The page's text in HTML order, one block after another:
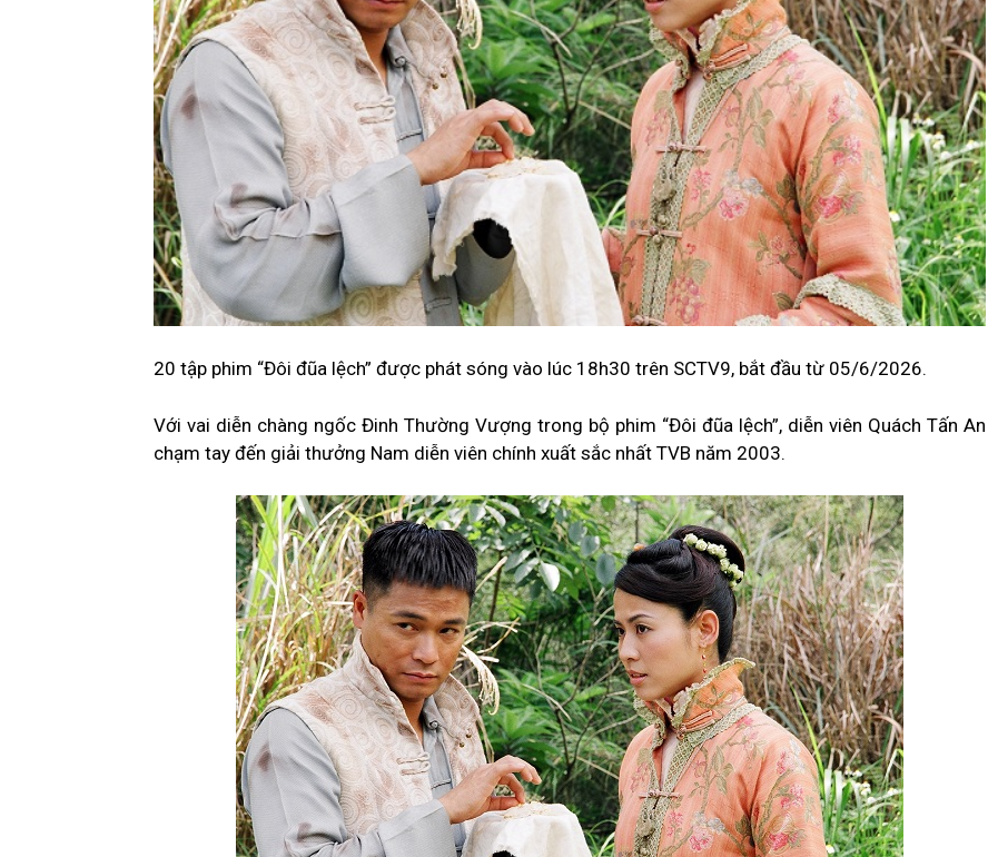
20 tập phim “Đôi đũa lệch” được phát sóng vào lúc 18h30 trên SCTV9, bắt đầu từ 05/6/2026.
Với vai diễn chàng ngốc Đinh Thường Vượng trong bộ phim “Đôi đũa lệch”, diễn viên Quách Tấn An
chạm tay đến giải thưởng Nam diễn viên chính xuất sắc nhất TVB năm 2003.